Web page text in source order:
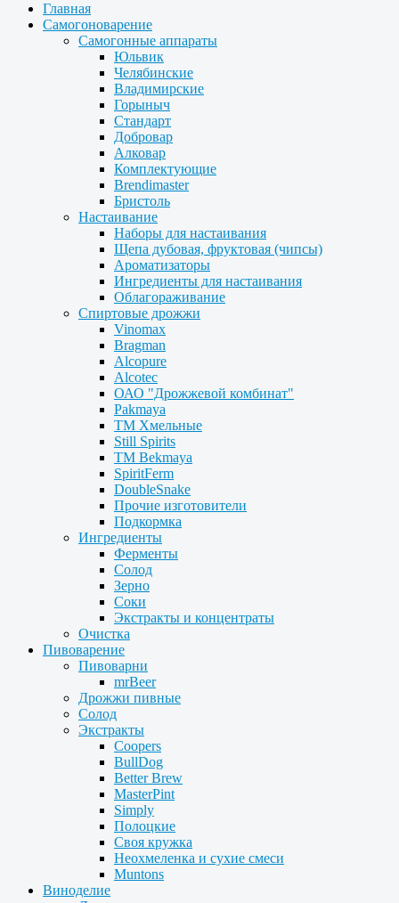
Главная
Самогоноварение
Самогонные аппараты
Юльвик
Челябинские
Владимирские
Горыныч
Стандарт
Добровар
Алковар
Комплектующие
Brendimaster
Бристоль
Настаивание
Наборы для настаивания
Щепа дубовая, фруктовая (чипсы)
Ароматизаторы
Ингредиенты для настаивания
Облагораживание
Спиртовые дрожжи
Vinomax
Bragman
Alcopure
Alcotec
ОАО "Дрожжевой комбинат"
Pakmaya
ТМ Хмельные
Still Spirits
ТМ Bekmaya
SpiritFerm
DoubleSnake
Прочие изготовители
Подкормка
Ингредиенты
Ферменты
Солод
Зерно
Соки
Экстракты и концентраты
Очистка
Пивоварение
Пивоварни
mrBeer
Дрожжи пивные
Солод
Экстракты
Coopers
BullDog
Better Brew
MasterPint
Simply
Полоцкие
Своя кружка
Неохмеленка и сухие смеси
Muntons
Виноделие